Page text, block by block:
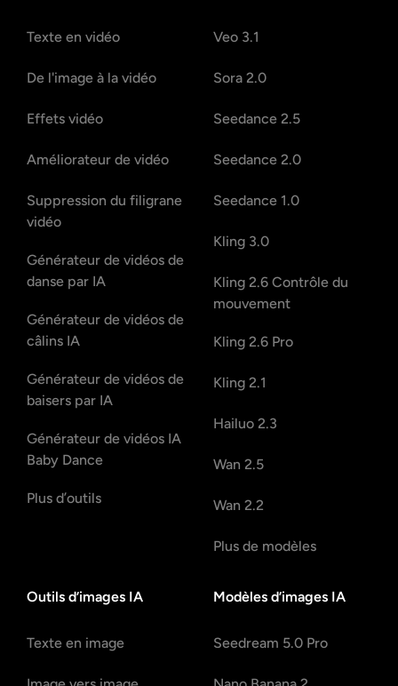
Texte en vidéo
De l'image à la vidéo
Effets vidéo
Améliorateur de vidéo
Suppression du filigrane
vidéo
Générateur de vidéos de
danse par IA
Générateur de vidéos de
câlins IA
Générateur de vidéos de
baisers par IA
Générateur de vidéos IA
Baby Dance
Plus d’outils
Veo 3.1
Sora 2.0
Seedance 2.5
Seedance 2.0
Seedance 1.0
Kling 3.0
Kling 2.6 Contrôle du
mouvement
Kling 2.6 Pro
Kling 2.1
Hailuo 2.3
Wan 2.5
Wan 2.2
Plus de modèles
Outils d’images IA
Texte en image
Modèles d’images IA
Seedream 5.0 Pro